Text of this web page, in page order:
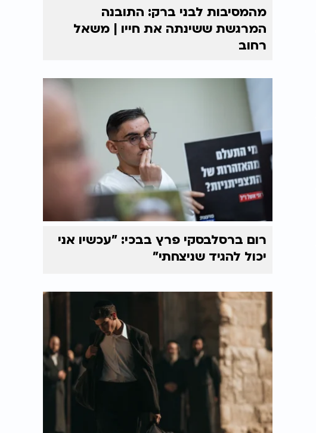
מהמסיבות לבני ברק: התובנה
המרגשת ששינתה את חייו | משאל
רחוב
רום ברסלבסקי פרץ בבכי: "עכשיו אני
יכול להגיד שניצחתי"